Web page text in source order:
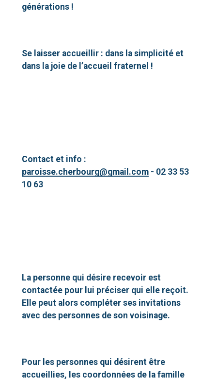
générations !
Se laisser accueillir : dans la simplicité et
dans la joie de l’accueil fraternel !
Contact et info :
paroisse.cherbourg@gmail.com- 02 33 53
10 63
La personne qui désire recevoir est
contactée pour lui préciser qui elle reçoit.
Elle peut alors compléter ses invitations
avec des personnes de son voisinage.
Pour les personnes qui désirent être
accueillies, les coordonnées de la famille